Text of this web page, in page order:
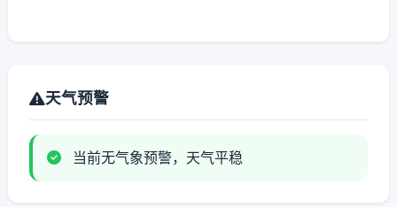
天气预警
当前无气象预警，天气平稳